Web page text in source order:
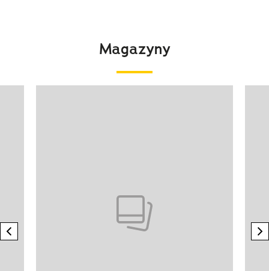
Magazyny
previous element